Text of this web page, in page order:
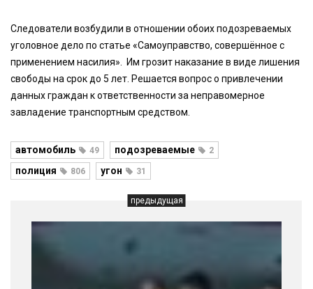
Следователи возбудили в отношении обоих подозреваемых
уголовное дело по статье «Самоуправство, совершённое с
применением насилия». Им грозит наказание в виде лишения
свободы на срок до 5 лет. Решается вопрос о привлечении
данных граждан к ответственности за неправомерное
завладение транспортным средством.
автомобиль 49 подозреваемые 2
полиция 806 угон 31
предыдущая